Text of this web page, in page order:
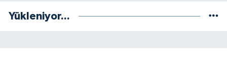
Yükleniyor...